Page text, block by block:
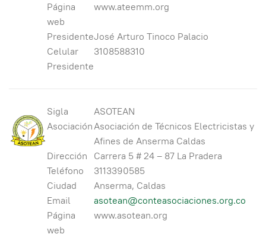
Página
web
www.ateemm.org
PresidenteJosé Arturo Tinoco Palacio
Celular
Presidente
3108588310
Sigla
ASOTEAN
AsociaciónAsociación de Técnicos Electricistas y
Afines de Anserma Caldas
Dirección
Carrera 5 # 24 – 87 La Pradera
Teléfono
3113390585
Ciudad
Anserma, Caldas
Email
asotean@conteasociaciones.org.co
Página
web
www.asotean.org